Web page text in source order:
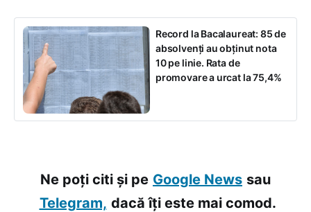
Record la Bacalaureat: 85 de
absolvenți au obținut nota
10 pe linie. Rata de
promovare a urcat la 75,4%
Ne poți citi și pe Google News sau
Telegram, dacă îți este mai comod.